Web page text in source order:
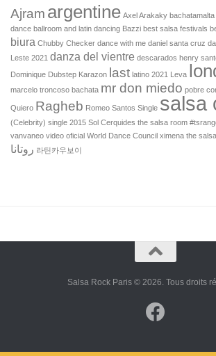
Ajram argentine Axel Arakaky bachatamalta
dance ballroom and latin dancing Bazzi best salsa festivals
biura Chubby Checker dance with me daniel santa cruz
Leste 2021 danza del vientre descarados henry
Dominique Dubstep Karazon last latino 2021 Leva
marcelo troncoso bachata mr don miedo pobre
Quiero Ragheb Romeo Santos Single salsa
(Celebrity) single 2015 Sol Cerquides the salsa room
vanvaneo video oficial World Dance Council ximena the
روتانا 라틴카우보이
Salsa Rock Paris © 2026. Tous droits